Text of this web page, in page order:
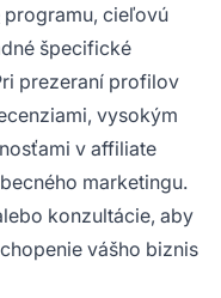
programu, cieľovú
špecifické
prezeraní profilov
vysokým
v affiliate
marketingu.
konzultácie, aby
vášho biznis